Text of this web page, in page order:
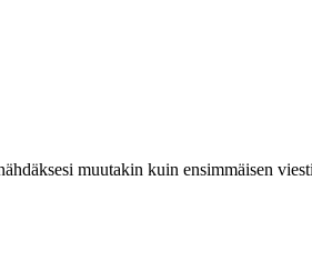
muutakin kuin ensimmäisen